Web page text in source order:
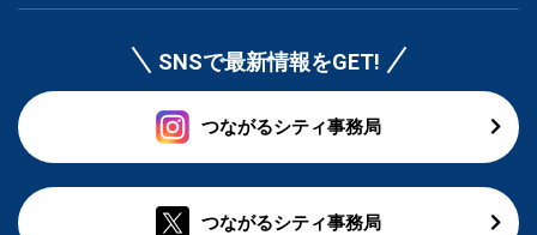
SNSで最新情報をGET!
つながるシティ事務局
つながるシティ事務局